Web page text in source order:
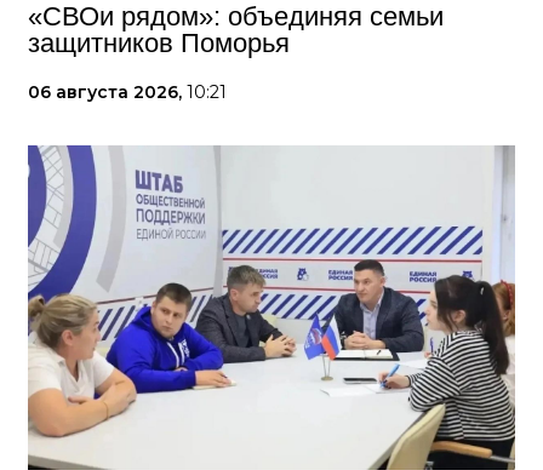
«СВОи рядом»: объединяя семьи
защитников Поморья
06 августа 2026, 10:21